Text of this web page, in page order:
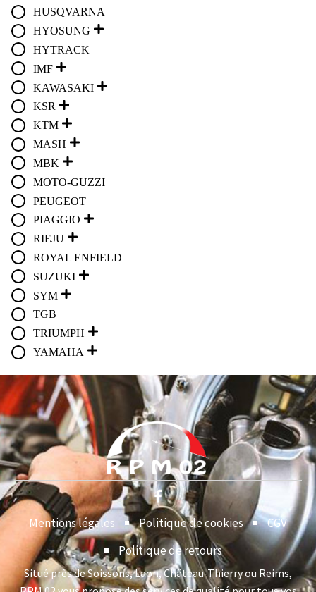
HUSQVARNA
HYOSUNG
HYTRACK
IMF
KAWASAKI
KSR
KTM
MASH
MBK
MOTO-GUZZI
PEUGEOT
PIAGGIO
RIEJU
ROYAL ENFIELD
SUZUKI
SYM
TGB
TRIUMPH
YAMAHA
Mentions légales Politique de cookies
CGV
Politique de retours
Situé près de Soissons, Laon, Château-Thierry ou Reims,